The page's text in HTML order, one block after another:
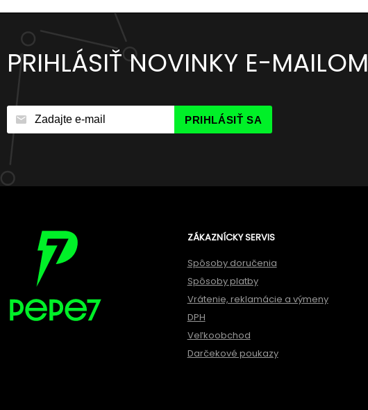
PRIHLÁSIŤ NOVINKY E-MAILOM
PRIHLÁSIŤ SA
ZÁKAZNÍCKY SERVIS
Spôsoby doručenia
Spôsoby platby
Vrátenie, reklamácie a výmeny
DPH
Veľkoobchod
Darčekové poukazy